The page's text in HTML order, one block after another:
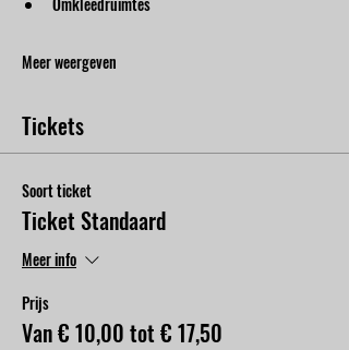
Meer weergeven
Tickets
Soort ticket
Ticket Standaard
Meer info
Prijs
Van € 10,00 tot € 17,50